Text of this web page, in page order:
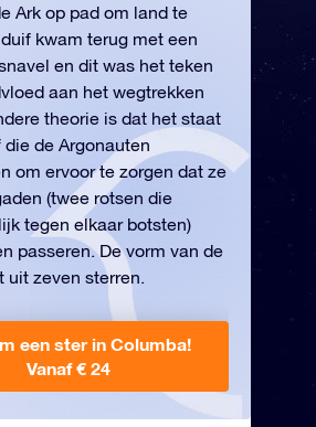
Ark op pad om land te
kwam terug met een
en dit was het teken
aan het wegtrekken
theorie is dat het staat
de Argonauten
om ervoor te zorgen dat ze
(twee rotsen die
tegen elkaar botsten)
passeren. De vorm van de
uit zeven sterren.
een ster in Columba!
Vanaf € 24